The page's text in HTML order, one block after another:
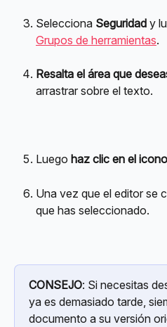
Selecciona Seguridad y
Grupos de herramientas.
Resalta el área que
arrastrar sobre el texto.
Luego haz clic en el
Una vez que el editor se
que has seleccionado.
CONSEJO: Si necesitas
ya es demasiado tarde,
documento a su versión